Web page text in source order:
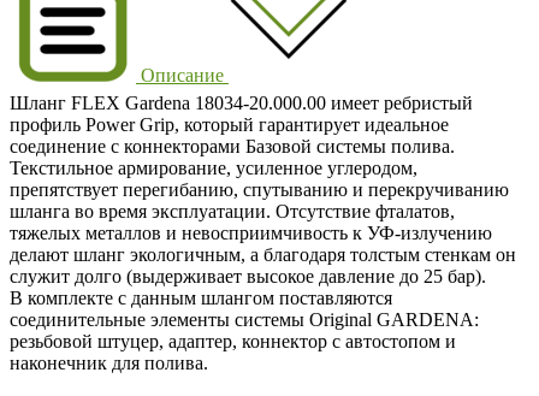
Описание
Шланг FLEX Gardena 18034-20.000.00 имеет ребристый
профиль Power Grip, который гарантирует идеальное
соединение с коннекторами Базовой системы полива.
Текстильное армирование, усиленное углеродом,
препятствует перегибанию, спутыванию и перекручиванию
шланга во время эксплуатации. Отсутствие фталатов,
тяжелых металлов и невосприимчивость к УФ-излучению
делают шланг экологичным, а благодаря толстым стенкам он
служит долго (выдерживает высокое давление до 25 бар).
В комплекте с данным шлангом поставляются
соединительные элементы системы Original GARDENA:
резьбовой штуцер, адаптер, коннектор с автостопом и
наконечник для полива.